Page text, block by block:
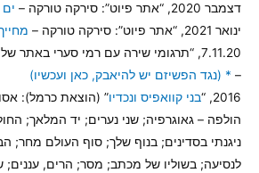
דצמבר 2020, “אתר פיוט”: סירקה טורקה –
ים
ינואר 2021, “אתר פיוט”: סירקה טורקה –
7.11.20, “תרגומי שירה עם רמי סערי באתר
– * (נגד הפשיזם יש להיאבק, כאן ועכשיו)
2016, “
בני קוואפיס ונכדיו” (הוצאת כרמל):
הולפה – גאוגרפיה; שני נערים; יד המלאך;
ניגנתי בסדינים; בנוף שלך; סוף העולם מחר;
לנסיעה; בשוליו של מכתב; מסר; הרים,